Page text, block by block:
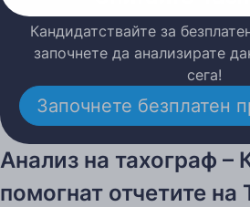
Кандидатствайте за
започнете да анализирате
сега!
Започнете безплатен
Анализ на тахограф –
помогнат отчетите на